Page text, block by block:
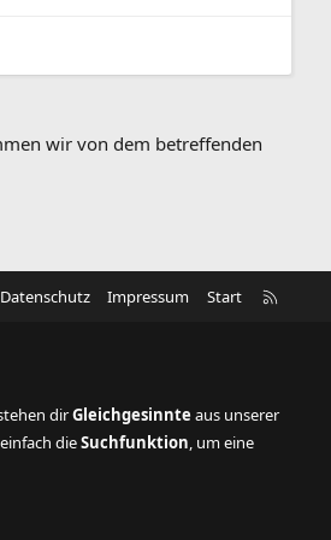
wir von dem betreffenden
Datenschutz Impressum Start
dirGleichgesinnte aus unserer
dieSuchfunktion, um eine